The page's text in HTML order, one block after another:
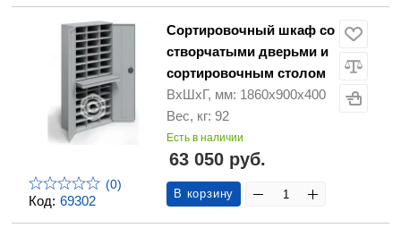
Код: 69302
(0)
Сортировочный шкаф со
створчатыми дверьми и
сортировочным столом
ВхШхГ, мм: 1860x900x400
Вес, кг: 92
Есть в наличии
63 050 руб.
В корзину